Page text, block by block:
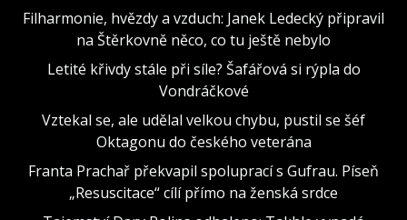
Filharmonie, hvězdy a vzduch: Janek Ledecký připravil
na Štěrkovně něco, co tu ještě nebylo
Letité křivdy stále při síle? Šafářová si rýpla do
Vondráčkové
Vztekal se, ale udělal velkou chybu, pustil se šéf
Oktagonu do českého veterána
Franta Prachař překvapil spoluprací s Gufrau. Píseň
„Resuscitace“ cílí přímo na ženská srdce